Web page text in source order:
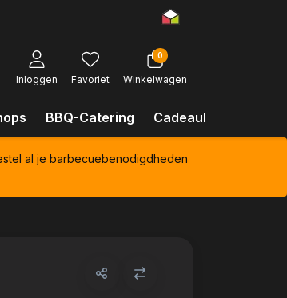
Inloggen Favoriet
0
Winkelwagen
BBQ-Catering Cadeaubonnen
al je barbecuebenodigdheden